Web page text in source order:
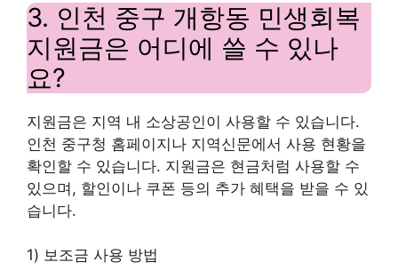
3. 인천 중구 개항동 민생회복
지원금은 어디에 쓸 수 있나
요?
지원금은 지역 내 소상공인이 사용할 수 있습니다.
인천 중구청 홈페이지나 지역신문에서 사용 현황을
확인할 수 있습니다. 지원금은 현금처럼 사용할 수
있으며, 할인이나 쿠폰 등의 추가 혜택을 받을 수 있
습니다.
1) 보조금 사용 방법